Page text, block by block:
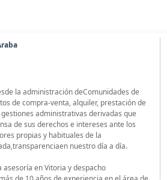
la administración deComunidades de
de compra-venta, alquiler, prestación de
administrativas derivadas que
de sus derechos e intereses ante los
propias y habituales de la
nuestro día a día.
asesoría en Vitoria y despacho